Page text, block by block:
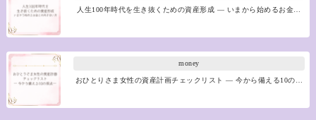
人生100年時代を生き抜くための資産形成 ― いまから始めるお金…
money
おひとりさま女性の資産計画チェックリスト ― 今から備える10の…